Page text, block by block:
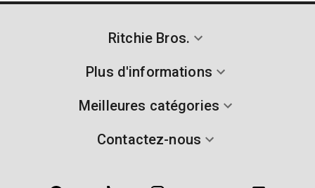
Ritchie Bros.
Plus d'informations
Meilleures catégories
Contactez-nous